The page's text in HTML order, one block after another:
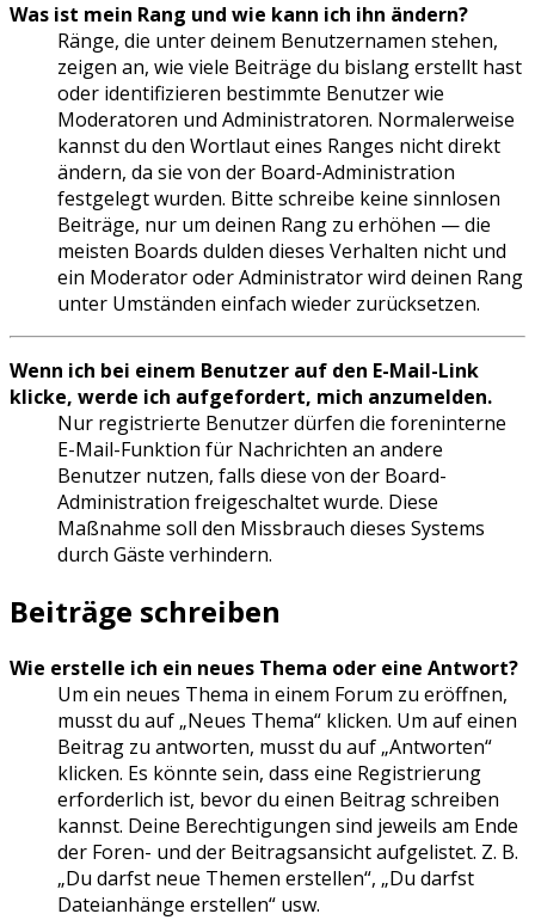
Was ist mein Rang und wie kann ich ihn ändern?
Ränge, die unter deinem Benutzernamen stehen,
zeigen an, wie viele Beiträge du bislang erstellt hast
oder identifizieren bestimmte Benutzer wie
Moderatoren und Administratoren. Normalerweise
kannst du den Wortlaut eines Ranges nicht direkt
ändern, da sie von der Board-Administration
festgelegt wurden. Bitte schreibe keine sinnlosen
Beiträge, nur um deinen Rang zu erhöhen — die
meisten Boards dulden dieses Verhalten nicht und
ein Moderator oder Administrator wird deinen Rang
unter Umständen einfach wieder zurücksetzen.
Wenn ich bei einem Benutzer auf den E-Mail-Link
klicke, werde ich aufgefordert, mich anzumelden.
Nur registrierte Benutzer dürfen die foreninterne
E-Mail-Funktion für Nachrichten an andere
Benutzer nutzen, falls diese von der Board-
Administration freigeschaltet wurde. Diese
Maßnahme soll den Missbrauch dieses Systems
durch Gäste verhindern.
Beiträge schreiben
Wie erstelle ich ein neues Thema oder eine Antwort?
Um ein neues Thema in einem Forum zu eröffnen,
musst du auf „Neues Thema“ klicken. Um auf einen
Beitrag zu antworten, musst du auf „Antworten“
klicken. Es könnte sein, dass eine Registrierung
erforderlich ist, bevor du einen Beitrag schreiben
kannst. Deine Berechtigungen sind jeweils am Ende
der Foren- und der Beitragsansicht aufgelistet. Z. B.
„Du darfst neue Themen erstellen“, „Du darfst
Dateianhänge erstellen“ usw.